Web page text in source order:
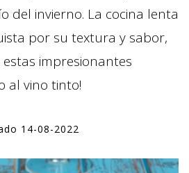
del invierno. La cocina lenta
por su textura y sabor,
impresionantes
al vino tinto!
14-08-2022